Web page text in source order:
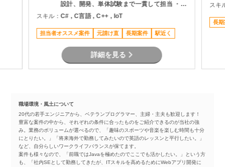
設計、開発、単体試験まで一貫して担当 ・
C++を用いた制御アプリケーションの実装 ・
通信制御機能の開発 ・マルチスレッド環境で
のプログラム開発 ・長期参画を前提とした開
発案件
スキル：C# , C言語 , C++ , IoT
担当者オススメ案件 元請け直 長期案件 駅近く
詳細を見る
スキ
長期
職場環境・風土について
20代の若手エンジニアから、ベテランプログラマー、主婦・主夫も歓迎します！
豊富な案件の中から、それぞれの条件に合ったものをご紹介できるのが当社の強
み。業務のボリュームが選べるので、「趣味のスポーツや音楽を楽しむ時間も十分
にとりたい。」「将来海外で勤務してみたいので英語のレッスンと平行したい。」
など、自分らしいワークライフバランスが保てます。
案件も様々なので、「前職ではJavaを極めたのでここでも活かしたい。」という方
も、「社内SEとして勤務してきたが、ITスキルを高めるためにWebアプリ開発に